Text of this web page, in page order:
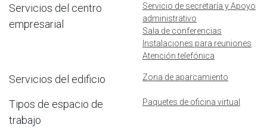
Servicios del centro
empresarial
Servicio de secretaría y Apoyo
administrativo
Sala de conferencias
Instalaciones para reuniones
Atención telefónica
Servicios del edificio Zona de aparcamiento
Tipos de espacio de
trabajo
Paquetes de oficina virtual